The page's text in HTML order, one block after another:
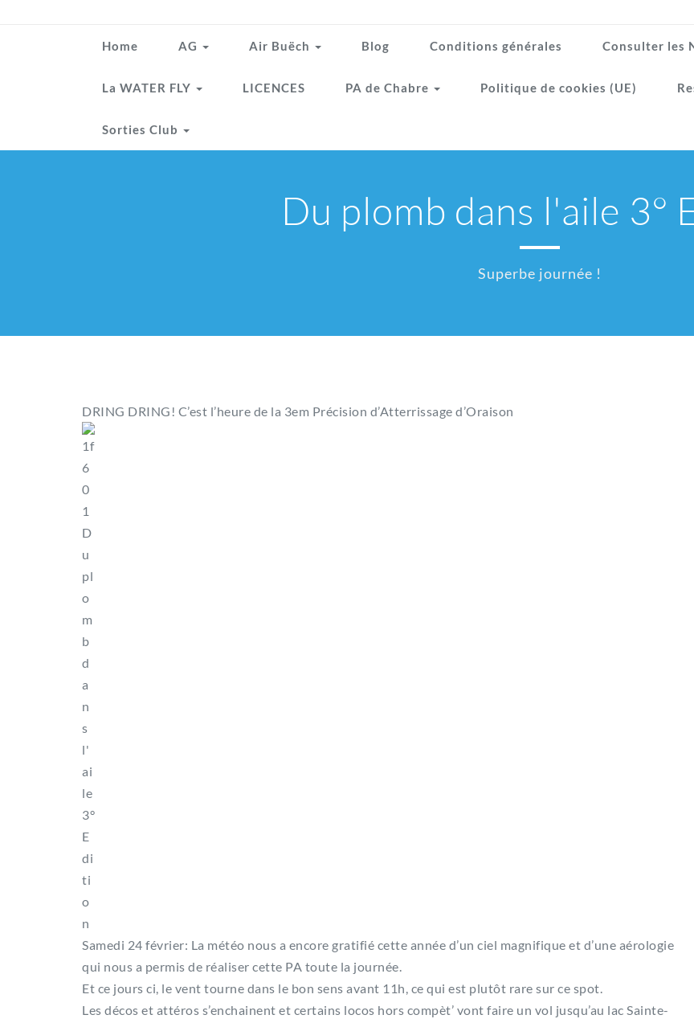
Home AG Air Buëch Blog Conditions générales Consulter les
La WATER FLY LICENCES PA de Chabre Politique de cookies (UE)
Sorties Club
Du plomb dans l'aile 3°
Superbe journée !
DRING DRING! C’est l’heure de la 3em Précision d’Atterrissage d’Oraison
Samedi 24 février: La météo nous a encore gratifié cette année d’un ciel magnifique et d’une aérologie
qui nous a permis de réaliser cette PA toute la journée.
Et ce jours ci, le vent tourne dans le bon sens avant 11h, ce qui est plutôt rare sur ce spot.
Les décos et attéros s’enchainent et certains locos hors compèt’ vont faire un vol jusqu’au lac Sainte-